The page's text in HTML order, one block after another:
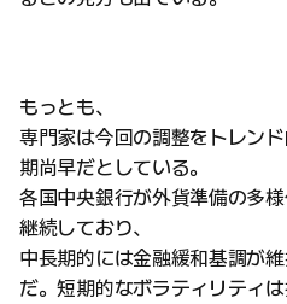
もっとも、
専門家は今回の調整をトレン
期尚早だとしている。
各国中央銀行が外貨準備の多
継続しており、
中長期的には金融緩和基調が
だ。短期的なボラティリティは